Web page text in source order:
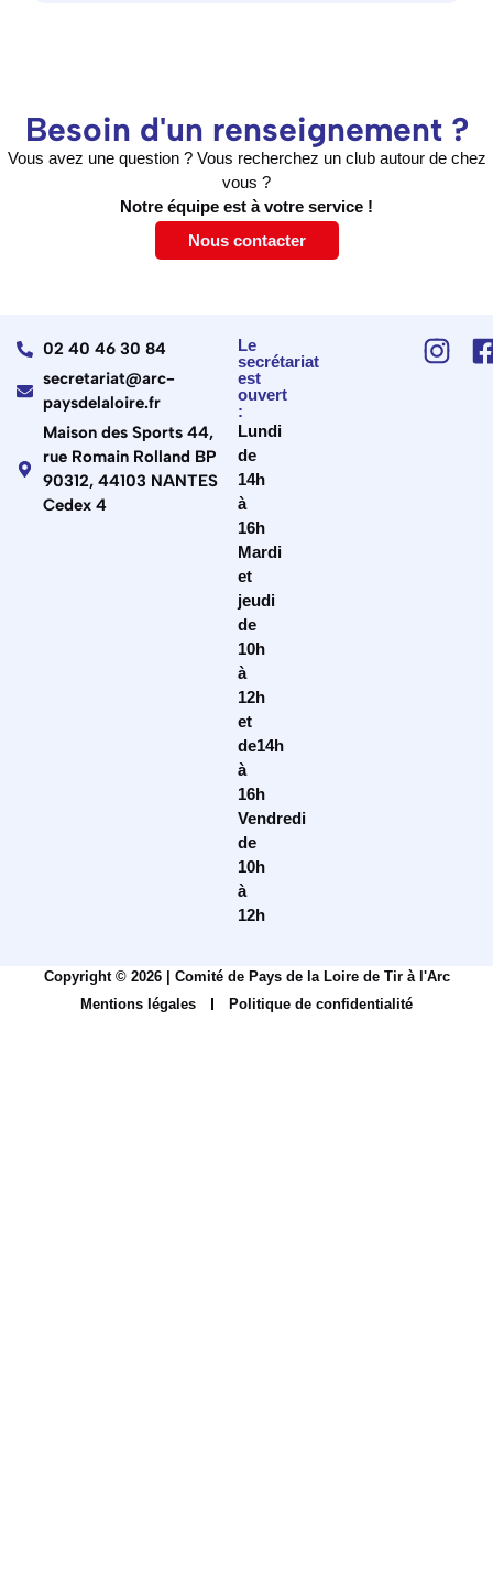
Besoin d'un renseignement ?
Vous avez une question ? Vous recherchez un club autour de chez
vous ?
Notre équipe est à votre service !
Nous contacter
02 40 46 30 84
secretariat@arc-
paysdelaloire.fr
Maison des Sports 44,
rue Romain Rolland BP
90312, 44103 NANTES
Cedex 4
Le
secrétariat
est
ouvert
:
Lundi
de
14h
à
16h
Mardi
et
jeudi
de
10h
à
12h
et
de14h
à
16h
Vendredi
de
10h
à
12h
Copyright © 2026 | Comité de Pays de la Loire de Tir à l'Arc
Mentions légales
Politique de confidentialité